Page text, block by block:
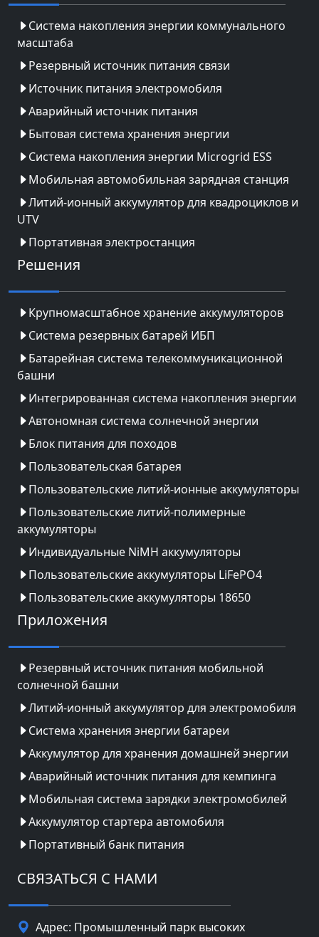
Система накопления энергии коммунального
масштаба
Резервный источник питания связи
Источник питания электромобиля
Аварийный источник питания
Бытовая система хранения энергии
Система накопления энергии Microgrid ESS
Мобильная автомобильная зарядная станция
Литий-ионный аккумулятор для квадроциклов и
UTV
Портативная электростанция
Решения
Крупномасштабное хранение аккумуляторов
Система резервных батарей ИБП
Батарейная система телекоммуникационной
башни
Интегрированная система накопления энергии
Автономная система солнечной энергии
Блок питания для походов
Пользовательская батарея
Пользовательские литий-ионные аккумуляторы
Пользовательские литий-полимерные
аккумуляторы
Индивидуальные NiMH аккумуляторы
Пользовательские аккумуляторы LiFePO4
Пользовательские аккумуляторы 18650
Приложения
Резервный источник питания мобильной
солнечной башни
Литий-ионный аккумулятор для электромобиля
Система хранения энергии батареи
Аккумулятор для хранения домашней энергии
Аварийный источник питания для кемпинга
Мобильная система зарядки электромобилей
Аккумулятор стартера автомобиля
Портативный банк питания
СВЯЗАТЬСЯ С НАМИ
Адрес: Промышленный парк высоких